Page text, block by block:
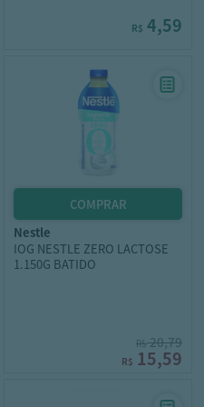
R$ 4,59
nestle
IOG NESTLE ZERO LACTOSE
1.150G BATIDO
R$20,79
R$ 15,59